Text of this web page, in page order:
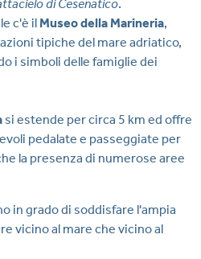
di Cesenatico.
c'è il Museo della Marineria,
tipiche del mare adriatico,
i simboli delle famiglie dei
si estende per circa 5 km ed offre
pedalate e passeggiate per
la presenza di numerose aree
in grado di soddisfare l'ampia
vicino al mare che vicino al